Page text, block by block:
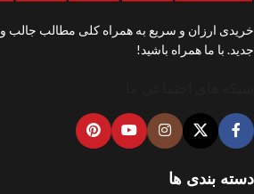
خریدی ارزان و سریع به همراه کلی مطالب جالب و
جدید. با ما همراه باشید!
دسته بندی ها